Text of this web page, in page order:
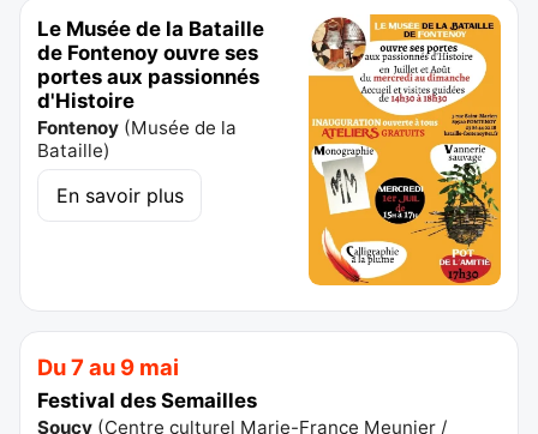
Le Musée de la Bataille
de Fontenoy ouvre ses
portes aux passionnés
d'Histoire
Fontenoy (Musée de la
Bataille)
En savoir plus
Du 7 au 9 mai
Festival des Semailles
Soucy (Centre culturel Marie-France Meunier /